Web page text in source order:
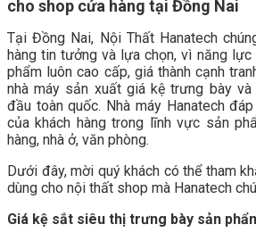
cho shop cửa hàng tại Đồng Nai
Tại Đồng Nai, Nội Thất Hanatech
hàng tin tưởng và lựa chọn, vì năng
phẩm luôn cao cấp, giá thành cạnh
nhà máy sản xuất giá kệ trưng bày
đầu toàn quốc. Nhà máy Hanatech
của khách hàng trong lĩnh vực sản
hàng, nhà ở, văn phòng.
Dưới đây, mời quý khách có thể tham
dùng cho nội thất shop mà Hanatech
Giá kệ sắt siêu thị trưng bày sản